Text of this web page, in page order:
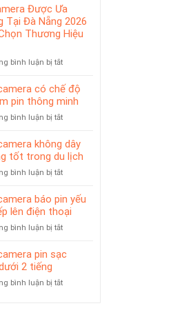
nước
IP65
5
camera
pin
phù
giám
tạm
thời
Được Ưa
Tại Đà Nẵng 2026
Thương Hiệu
bình luận bị tắtở
Camera
Được
Chuộng
Đà
Nẵng
Chọn
Thương
Hiệu
có chế độ
pin thông minh
bình luận bị tắtở
camera
chế
tiết
kiệm
không dây
tốt trong du lịch
bình luận bị tắtở
6
camera
không
dây
dùng
báo pin yếu
lên điện thoại
bình luận bị tắtở
8
pin
pin sạc
2 tiếng
bình luận bị tắtở